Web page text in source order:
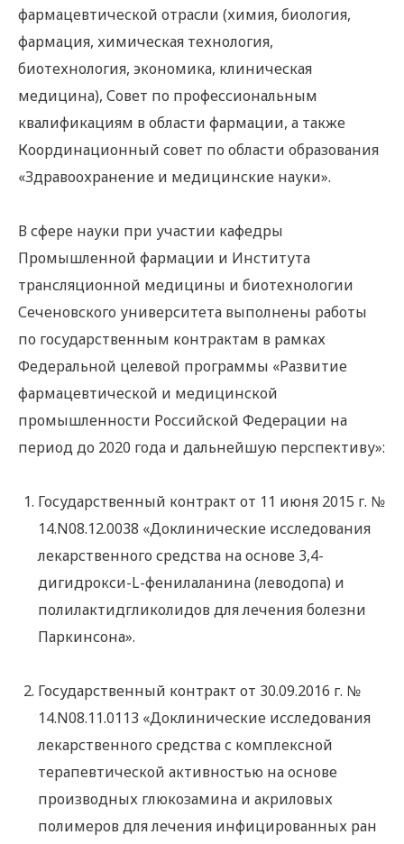
фармацевтической отрасли (химия, биология,
фармация, химическая технология,
биотехнология, экономика, клиническая
медицина), Совет по профессиональным
квалификациям в области фармации, а также
Координационный совет по области образования
«Здравоохранение и медицинские науки».
В сфере науки при участии кафедры
Промышленной фармации и Института
трансляционной медицины и биотехнологии
Сеченовского университета выполнены работы
по государственным контрактам в рамках
Федеральной целевой программы «Развитие
фармацевтической и медицинской
промышленности Российской Федерации на
период до 2020 года и дальнейшую перспективу»:
Государственный контракт от 11 июня 2015 г. №
14.N08.12.0038 «Доклинические исследования
лекарственного средства на основе 3,4-
дигидрокси-L-фенилаланина (леводопа) и
полилактидгликолидов для лечения болезни
Паркинсона».
Государственный контракт от 30.09.2016 г. №
14.N08.11.0113 «Доклинические исследования
лекарственного средства с комплексной
терапевтической активностью на основе
производных глюкозамина и акриловых
полимеров для лечения инфицированных ран